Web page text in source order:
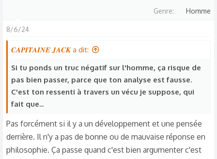
i
n
:
Genre Homme
8/6/24
𝑪𝑨𝑷𝑰𝑻𝑨𝑰𝑵𝑬 𝑱𝑨𝑪𝑲 a dit:
Si tu ponds un truc négatif sur l'homme, ça risque de
pas bien passer, parce que ton analyse est fausse.
C'est ton ressenti à travers un vécu je suppose, qui
fait que...
Pas forcément si il y a un développement et une pensée
derrière. Il n'y a pas de bonne ou de mauvaise réponse en
philosophie. Ça passe quand c'est bien argumenter c'est